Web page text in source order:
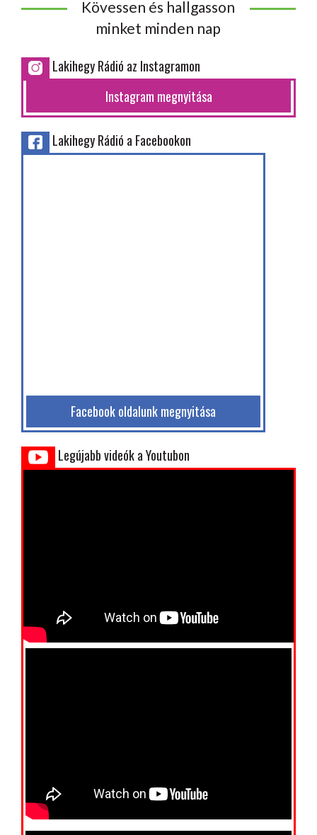
Kövessen és hallgasson
minket minden nap
Lakihegy Rádió az Instagramon
Instagram megnyitása
Lakihegy Rádió a Facebookon
Facebook oldalunk megnyitása
Legújabb videók a Youtubon